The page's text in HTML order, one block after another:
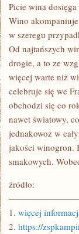
Picie wina
Wino
w szeregu
Od najtańszych
drogie, a to ze
więcej warte niż
celebruje się we
obchodzi się co
nawet światowy,
jednakowoż w
jakości winogron.
smakowych.
źródło:
1. więcej
2. https://